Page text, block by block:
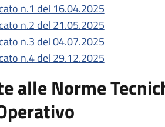
n.1 del 16.04.2025
n.2 del 21.05.2025
n.3 del 04.07.2025
n.4 del 29.12.2025
alle Norme